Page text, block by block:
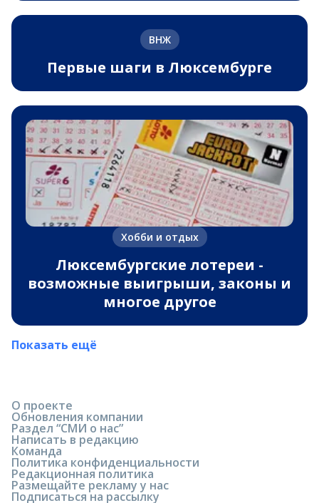
ВНЖ
Первые шаги в Люксембурге
Хобби и отдых
Люксембургские лотереи -
возможные выигрыши, законы и
многое другое
Показать ещё
О проекте
Обновления компании
Раздел “СМИ о нас”
Написать в редакцию
Команда
Политика конфиденциальности
Редакционная политика
Размещайте рекламу у нас
Подписаться на рассылку